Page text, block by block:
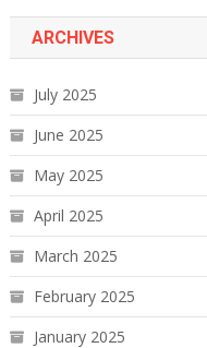
ARCHIVES
July 2025
June 2025
May 2025
April 2025
March 2025
February 2025
January 2025